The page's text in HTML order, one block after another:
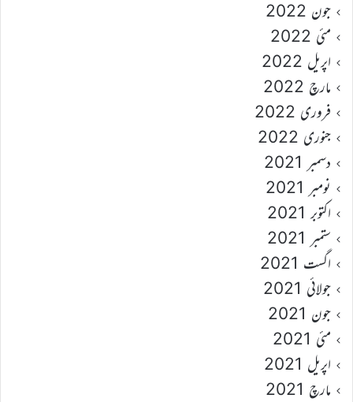
جون 2022
مئی 2022
اپریل 2022
مارچ 2022
فروری 2022
جنوری 2022
دسمبر 2021
نومبر 2021
اکتوبر 2021
ستمبر 2021
اگست 2021
جولائی 2021
جون 2021
مئی 2021
اپریل 2021
مارچ 2021